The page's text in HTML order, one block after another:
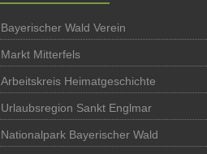
Bayerischer Wald Verein
Markt Mitterfels
Arbeitskreis Heimatgeschichte
Urlaubsregion Sankt Englmar
Nationalpark Bayerischer Wald